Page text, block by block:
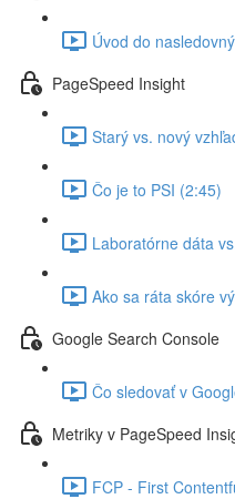
Úvod do
PageSpeed Insight
Starý vs. nový
Čo je to PSI (2:45)
Laboratórne dáta
Ako sa ráta skóre
Google Search Console
Čo sledovať v
Metriky v PageSpeed
FCP - First